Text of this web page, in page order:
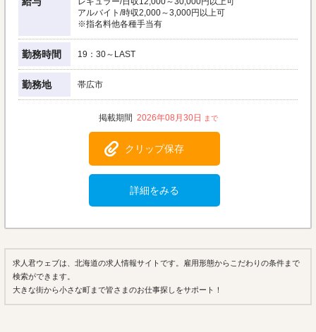
アルバイト/時収2,000～3,000円以上可
※指名料他各種手当有
勤務時間 19：30～LAST
勤務地 帯広市
2026年08月30日
クリップ保存
詳細をみる
求人君ウェブは、北海道の求人情報サイトです。雇用形態からこだわりの条件まで
検索ができます。
大きな街から小さな町まで皆さまのお仕事探しをサポート！